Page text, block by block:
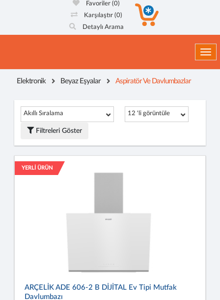
Favoriler(0)
Karşılaştır (0)
Detaylı Arama
Elektronik Beyaz Eşyalar Aspiratör Ve Davlumbazlar
Akıllı Sıralama 12 'li görüntüle
Filtreleri Göster
YERLİ ÜRÜN
ARÇELİK ADE 606-2 B DİJİTAL Ev Tipi Mutfak
Davlumbazı